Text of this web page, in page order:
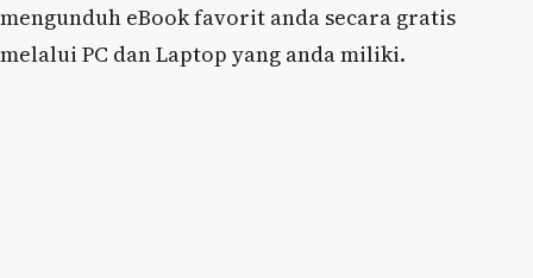
mengunduh eBook favorit anda secara gratis
melalui PC dan Laptop yang anda miliki.